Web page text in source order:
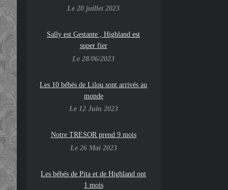
Le 20 juillet 2023
Sally est Gestante , Highland est
super fier
Le 28/06/2023
Les 10 bébés de Lilou sont arrivés au
monde
Le 12 Juin 2023
Notre TRESOR prend 9 mois
Le 26 Mai 2023
Les bébés de Pita et de Highland ont
1 mois